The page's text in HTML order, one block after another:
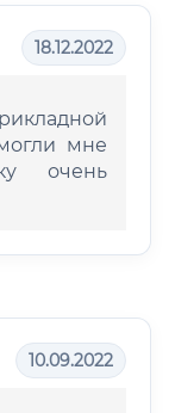
18.12.2022
мне
очень
10.09.2022